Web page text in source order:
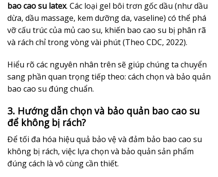
bao cao su latex. Các loại gel bôi trơn gốc dầu (như dầu
dừa, dầu massage, kem dưỡng da, vaseline) có thể phá
vỡ cấu trúc của mủ cao su, khiến bao cao su bị phân rã
và rách chỉ trong vòng vài phút (Theo CDC, 2022).
Hiểu rõ các nguyên nhân trên sẽ giúp chúng ta chuyển
sang phần quan trọng tiếp theo: cách chọn và bảo quản
bao cao su đúng chuẩn.
3. Hướng dẫn chọn và bảo quản bao cao su
để không bị rách?
Để tối đa hóa hiệu quả bảo vệ và đảm bảo bao cao su
không bị rách, việc lựa chọn và bảo quản sản phẩm
đúng cách là vô cùng cần thiết.